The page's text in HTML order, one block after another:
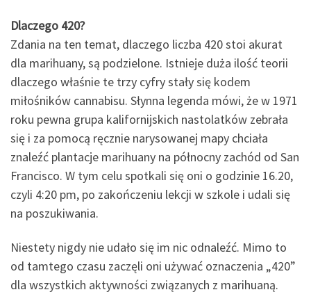
Dlaczego 420?
Zdania na ten temat, dlaczego liczba 420 stoi akurat
dla marihuany, są podzielone. Istnieje duża ilość teorii
dlaczego właśnie te trzy cyfry stały się kodem
miłośników cannabisu. Słynna legenda mówi, że w 1971
roku pewna grupa kalifornijskich nastolatków zebrała
się i za pomocą ręcznie narysowanej mapy chciała
znaleźć plantacje marihuany na północny zachód od San
Francisco. W tym celu spotkali się oni o godzinie 16.20,
czyli 4:20 pm, po zakończeniu lekcji w szkole i udali się
na poszukiwania.
Niestety nigdy nie udało się im nic odnaleźć. Mimo to
od tamtego czasu zaczęli oni używać oznaczenia „420”
dla wszystkich aktywności związanych z marihuaną.